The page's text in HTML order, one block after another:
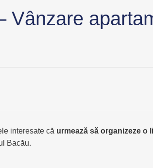
Vânzare
interesate că urmează să organizeze o
Bacău.